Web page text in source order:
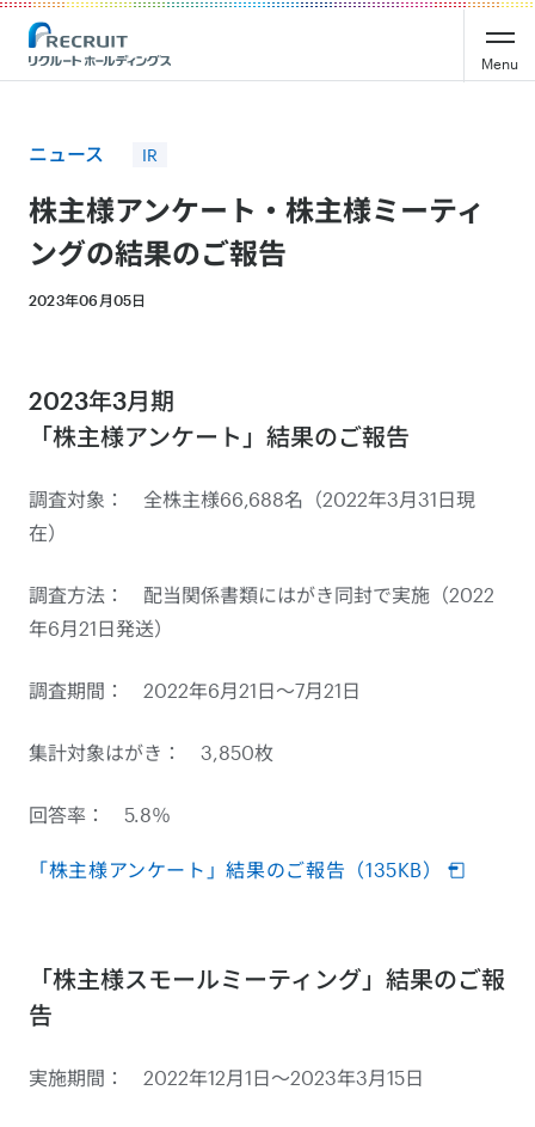
Recruit Holdings
Menu
ニュース IR
株主様アンケート・株主様ミーティ
ングの結果のご報告
2023年06月05日
2023年3月期
「株主様アンケート」結果のご報告
調査対象： 全株主様66,688名（2022年3月31日現
在）
調査方法： 配当関係書類にはがき同封で実施（2022
年6月21日発送）
調査期間： 2022年6月21日～7月21日
集計対象はがき： 3,850枚
回答率： 5.8％
「株主様アンケート」結果のご報告（135KB）
「株主様スモールミーティング」結果のご報
告
実施期間： 2022年12月1日～2023年3月15日